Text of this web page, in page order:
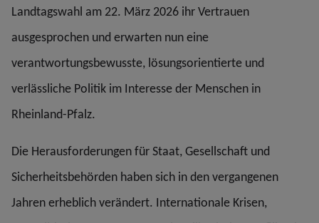
Landtagswahl am 22. März 2026 ihr Vertrauen
ausgesprochen und erwarten nun eine
verantwortungsbewusste, lösungsorientierte und
verlässliche Politik im Interesse der Menschen in
Rheinland-Pfalz.
Die Herausforderungen für Staat, Gesellschaft und
Sicherheitsbehörden haben sich in den vergangenen
Jahren erheblich verändert. Internationale Krisen,